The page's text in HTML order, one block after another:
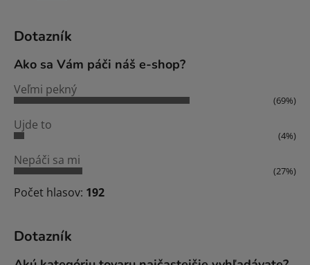
Dotazník
Ako sa Vám páči náš e-shop?
Veľmi pekný
(69%)
Ujde to
(4%)
Nepáči sa mi
(27%)
Počet hlasov: 192
Dotazník